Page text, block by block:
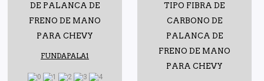
DE PALANCA DE
FRENO DE MANO
PARA CHEVY
FUNDAPALA1
TIPO FIBRA DE
CARBONO DE
PALANCA DE
FRENO DE MANO
PARA CHEVY